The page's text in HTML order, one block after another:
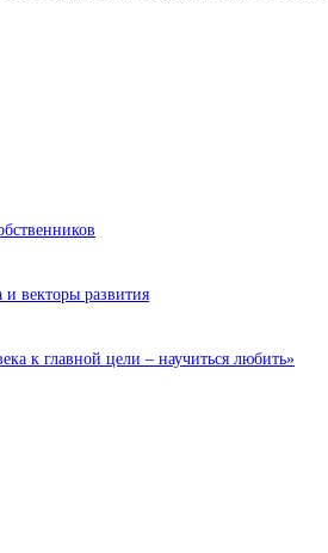
векторы развития
к главной цели – научиться любить»